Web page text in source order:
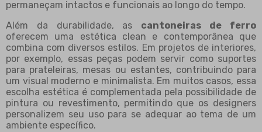
permaneçam intactos e funcionais ao longo do tempo.
Além da durabilidade, as cantoneiras de ferro
oferecem uma estética clean e contemporânea que
combina com diversos estilos. Em projetos de interiores,
por exemplo, essas peças podem servir como suportes
para prateleiras, mesas ou estantes, contribuindo para
um visual moderno e minimalista. Em muitos casos, essa
escolha estética é complementada pela possibilidade de
pintura ou revestimento, permitindo que os designers
personalizem seu uso para se adequar ao tema de um
ambiente específico.